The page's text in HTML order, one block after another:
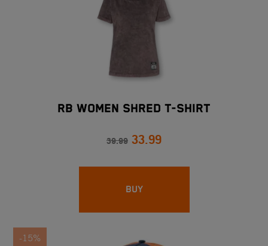
RB WOMEN SHRED T-SHIRT
39.99 33.99
BUY
-15%